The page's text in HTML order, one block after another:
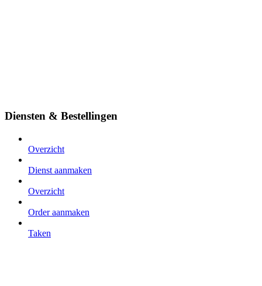
Diensten & Bestellingen
Overzicht
Dienst aanmaken
Overzicht
Order aanmaken
Taken